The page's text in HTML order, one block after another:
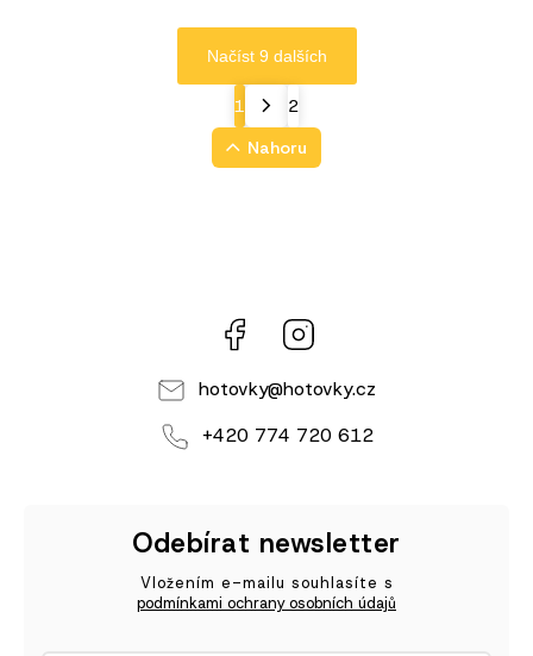
Načíst 9 dalších
1
2
Nahoru
Facebook
hotovky@hotovky.cz
+420 774 720 612
Odebírat newsletter
Vložením e-mailu souhlasíte s
podmínkami ochrany osobních údajů